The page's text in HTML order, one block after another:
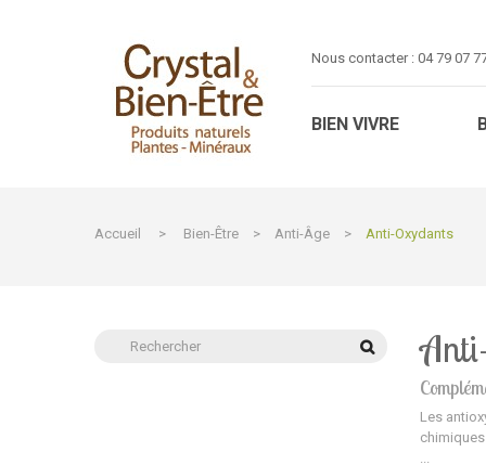
Nous contacter : 04 79 07
BIEN VIVRE
Accueil > Bien-Être > Anti-Âge > Anti-Oxydants
Les
...